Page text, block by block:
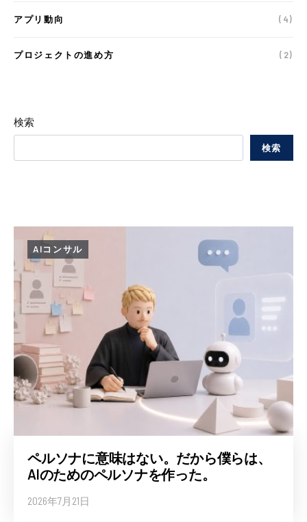
アプリ動向 (4)
プロジェクトの進め方 (2)
検索
検索
AIコンサル
ペルソナに意味はない。だから僕らは、
AIのためのペルソナを作った。
2026年7月21日